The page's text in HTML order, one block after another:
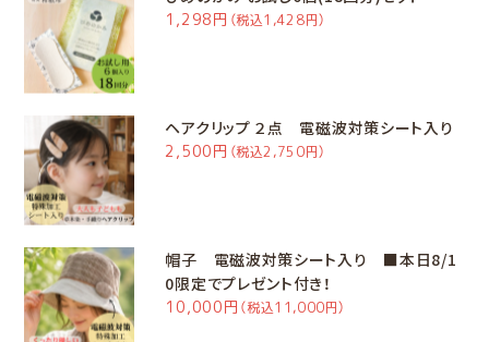
1,298円 （税込1,428円）
ヘアクリップ ２点 電磁波対策シート入り
2,500円 （税込2,750円）
帽子 電磁波対策シート入り ■本日8/1
0限定でプレゼント付き！
10,000円 （税込11,000円）